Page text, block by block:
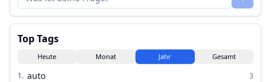
Top Tags
Heute Monat Jahr Gesamt
1. auto
3